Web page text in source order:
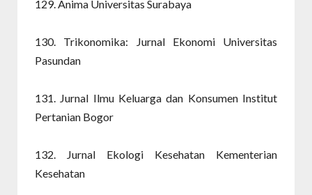
129. Anima Universitas Surabaya
130. Trikonomika: Jurnal Ekonomi Universitas
Pasundan
131. Jurnal Ilmu Keluarga dan Konsumen Institut
Pertanian Bogor
132. Jurnal Ekologi Kesehatan Kementerian
Kesehatan